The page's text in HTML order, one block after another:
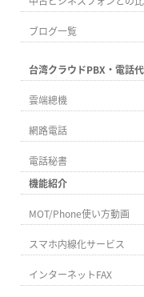
ブログ一覧
台湾クラウドPBX・電話
雲端總機
網路電話
電話秘書
機能紹介
MOT/Phone使い方動画
スマホ内線化サービス
インターネットFAX